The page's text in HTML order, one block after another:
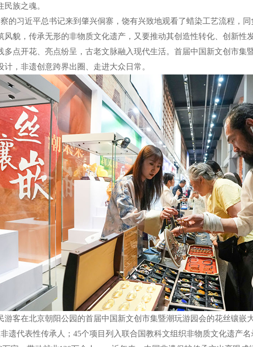
族之魂。
习近平总书记来到肇兴侗寨，饶有兴致地观看了蜡染工艺流程，同
风貌，传承无形的非物质文化遗产，又要推动其创造性转化、创新性
开花、亮点纷呈，古老文脉融入现代生活。首届中国新文创市集
，非遗创意跨界出圈、走进大众日常。
游客在北京朝阳公园的首届中国新文创市集暨潮玩游园会的花丝镶
代表性传承人；45个项目列入联合国教科文组织非物质文化遗产名